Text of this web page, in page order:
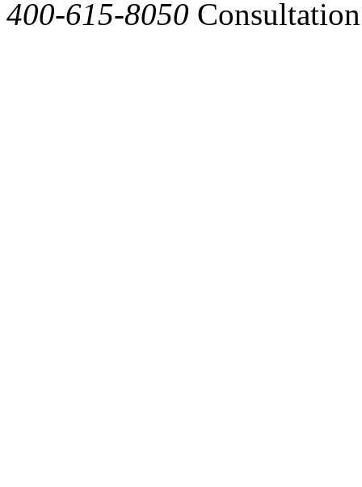
400-615-8050